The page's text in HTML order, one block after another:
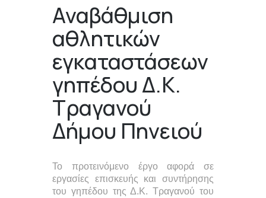
Αναβάθμιση
αθλητικών
εγκαταστάσεων
γηπέδου Δ.Κ.
Τραγανού
Δήμου Πηνειού
Το προτεινόμενο έργο αφορά σε
εργασίες επισκευής και συντήρησης
του γηπέδου της Δ.Κ. Τραγανού του